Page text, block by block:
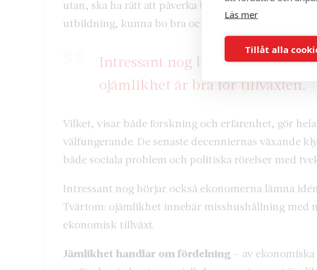
Läs mer
Tillåt alla
utan, ska ha rätt att påverka både politiken och sina
utbildning, kunna bo bra och känna ekonomisk
Intressant nog börjar också
ojämlikhet är bra för tillväxten.
Vilket, visar både forskning och erfarenhet, gör
välfungerande. De senaste decenniernas växande
både sociala problem och politiska rörelser med
Intressant nog börjar också ekonomerna lämna
Tvärtom: ojämlikhet innebär misshushållning med
ekonomisk tillväxt.
Jämlikhet handlar om fördelning – av